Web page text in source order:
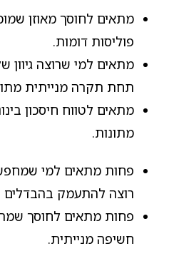
מתאים לחוסך מאוזן
פוליסות דומות.
מתאים למי שרוצה גיוון
תחת תקרה מנייתית
מתאים לטווח חיסכון
מתונות.
פחות מתאים למי שמחפש
רוצה להתעמק בהבדלים
פחות מתאים לחוסך
חשיפה מנייתית.